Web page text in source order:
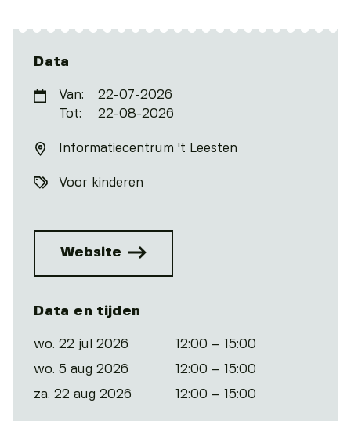
Data
Van:
22-07-2026
Tot:
22-08-2026
Informatiecentrum 't Leesten
Voor kinderen
Website
Data en tijden
wo. 22 jul 2026 12:00 – 15:00
wo. 5 aug 2026 12:00 – 15:00
za. 22 aug 2026 12:00 – 15:00